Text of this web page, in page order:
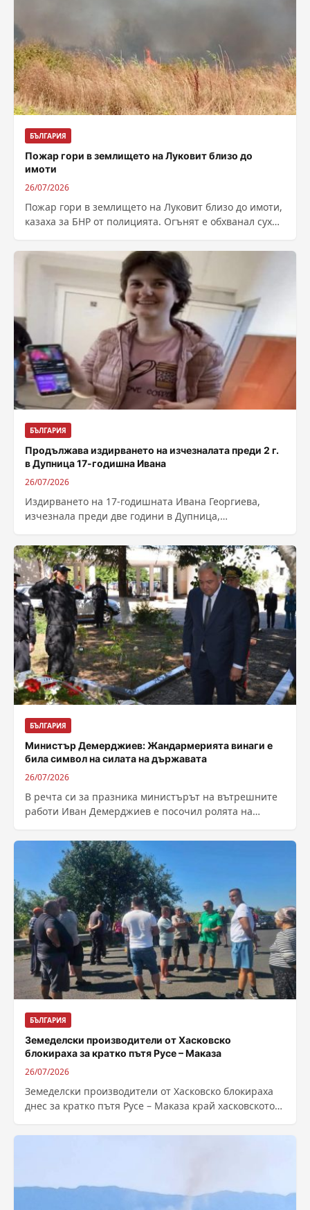
БЪЛГАРИЯ
Пожар гори в землището на Луковит близо до
имоти
26/07/2026
Пожар гори в землището на Луковит близо до имоти,
казаха за БНР от полицията. Огънят е обхванал сухи
БЪЛГАРИЯ
Продължава издирването на изчезналата преди 2 г.
в Дупница 17-годишна Ивана
26/07/2026
Издирването на 17-годишната Ивана Георгиева,
изчезнала преди две години в Дупница,
Това става ясно след...
БЪЛГАРИЯ
Министър Демерджиев: Жандармерията винаги е
била символ на силата на държавата
26/07/2026
В речта си за празника министърът на вътрешните
работи Иван Демерджиев е посочил ролята на
БЪЛГАРИЯ
Земеделски производители от Хасковско
блокираха за кратко пътя Русе – Маказа
26/07/2026
Земеделски производители от Хасковско блокираха
днес за кратко пътя Русе – Маказа край хасковското